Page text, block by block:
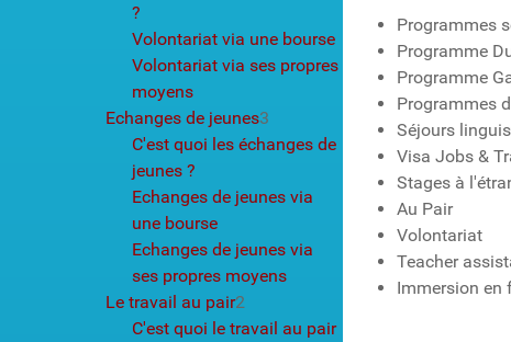
?
Volontariat via une bourse
Volontariat via ses propres
moyens
Echanges de jeunes3
C'est quoi les échanges de
jeunes ?
Echanges de jeunes via
une bourse
Echanges de jeunes via
ses propres moyens
Le travail au pair2
C'est quoi le travail au pair
Programmes
Programme
Programme
Programmes
Séjours
Visa Jobs &
Stages à
Au Pair
Volontariat
Teacher
Immersion en